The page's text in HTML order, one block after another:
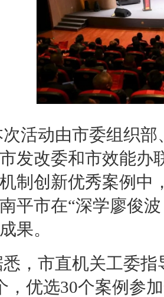
活动由市委组织
发改委和市效能办
制创新优秀案例中
平市在“深学廖俊
果。
，市直机关工委
，优选30个案例参